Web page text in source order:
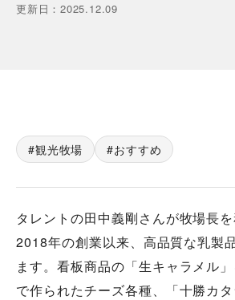
更新日 ：2025.12.09
観光牧場 おすすめ
タレントの田中義剛さんが牧場長を
2018年の創業以来、高品質な乳製
ます。看板商品の「生キャラメル
で作られたチーズ各種、「十勝カ